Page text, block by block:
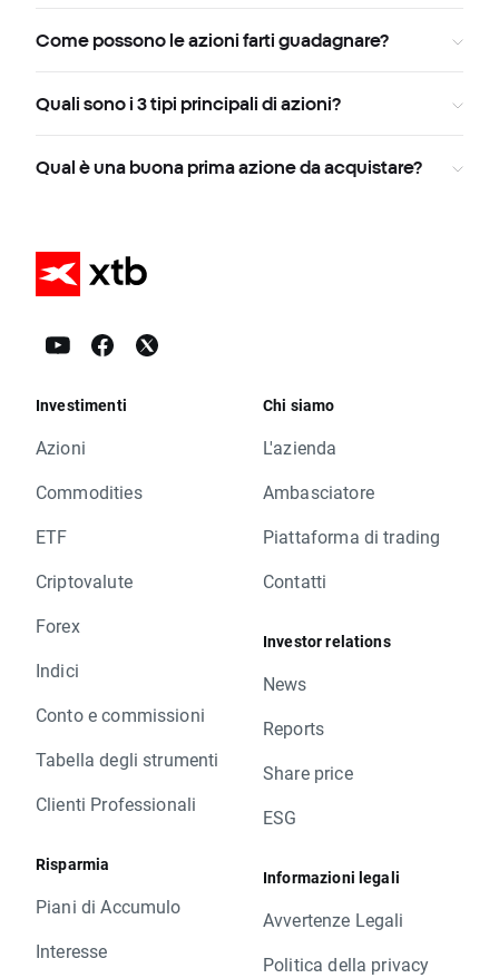
Come possono le azioni farti guadagnare?
Quali sono i 3 tipi principali di azioni?
Qual è una buona prima azione da acquistare?
Investimenti
Azioni
Commodities
ETF
Criptovalute
Forex
Indici
Conto e commissioni
Tabella degli strumenti
Clienti Professionali
Risparmia
Piani di Accumulo
Interesse
Chi siamo
L'azienda
Ambasciatore
Piattaforma di trading
Contatti
Investor relations
News
Reports
Share price
ESG
Informazioni legali
Avvertenze Legali
Politica della privacy